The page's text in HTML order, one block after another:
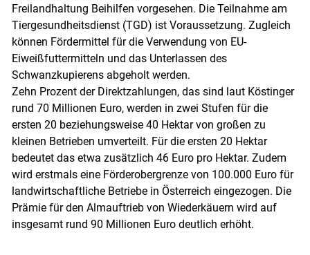
Freilandhaltung Beihilfen vorgesehen. Die Teilnahme am
Tiergesundheitsdienst (TGD) ist Voraussetzung. Zugleich
können Fördermittel für die Verwendung von EU-
Eiweißfuttermitteln und das Unterlassen des
Schwanzkupierens abgeholt werden.
Zehn Prozent der Direktzahlungen, das sind laut Köstinger
rund 70 Millionen Euro, werden in zwei Stufen für die
ersten 20 beziehungsweise 40 Hektar von großen zu
kleinen Betrieben umverteilt. Für die ersten 20 Hektar
bedeutet das etwa zusätzlich 46 Euro pro Hektar. Zudem
wird erstmals eine Förderobergrenze von 100.000 Euro für
landwirtschaftliche Betriebe in Österreich eingezogen. Die
Prämie für den Almauftrieb von Wiederkäuern wird auf
insgesamt rund 90 Millionen Euro deutlich erhöht.